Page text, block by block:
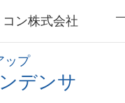
ン株式会社
ップ
デンサ